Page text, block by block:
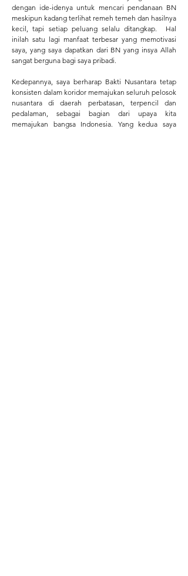
dengan ide-idenya untuk mencari pendanaan BN
meskipun kadang terlihat remeh temeh dan hasilnya
kecil, tapi setiap peluang selalu ditangkap. Hal
inilah satu lagi manfaat terbesar yang memotivasi
saya, yang saya dapatkan dari BN yang insya Allah
sangat berguna bagi saya pribadi.
Kedepannya, saya berharap Bakti Nusantara tetap
konsisten dalam koridor memajukan seluruh pelosok
nusantara di daerah perbatasan, terpencil dan
pedalaman, sebagai bagian dari upaya kita
memajukan bangsa Indonesia. Yang kedua saya